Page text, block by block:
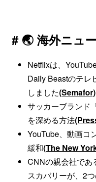
# 🌏 海外ニュ
Netflixは、
Daily Beastのテレ
しました(Semafor)
サッカーブランド
を深める方法
YouTube、動画コ
緩和(The New
CNNの親会社であ
スカバリーが、2